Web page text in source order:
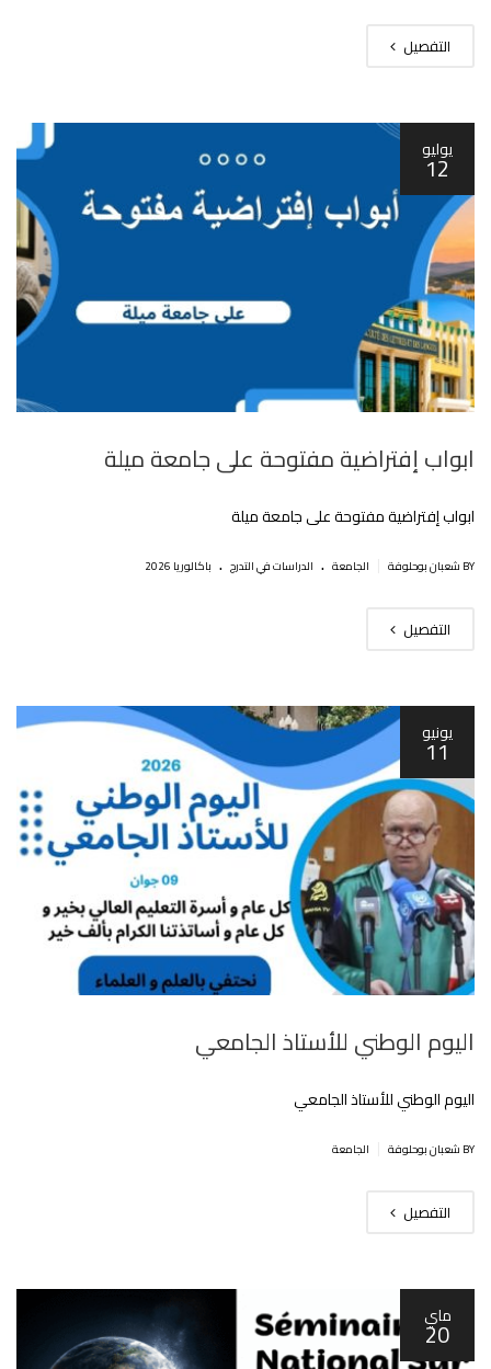
التفصيل
يوليو
12
ابواب إفتراضية مفتوحة على جامعة ميلة
ابواب إفتراضية مفتوحة على جامعة ميلة
BY شعبان بوحلوفة الجامعة . الدراسات في التدرج . باكالوريا 2026
التفصيل
يونيو
11
اليوم الوطني للأستاذ الجامعي
اليوم الوطني للأستاذ الجامعي
BY شعبان بوحلوفة الجامعة
التفصيل
ماي
20